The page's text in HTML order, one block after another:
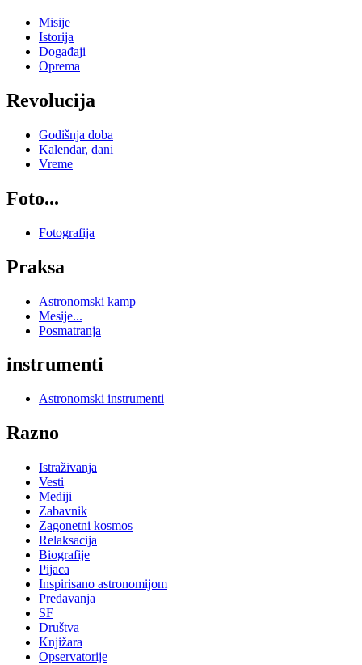
Misije
Istorija
Događaji
Oprema
Revolucija
Godišnja doba
Kalendar, dani
Vreme
Foto...
Fotografija
Praksa
Astronomski kamp
Mesije...
Posmatranja
instrumenti
Astronomski instrumenti
Razno
Istraživanja
Vesti
Mediji
Zabavnik
Zagonetni kosmos
Relaksacija
Biografije
Pijaca
Inspirisano astronomijom
Predavanja
SF
Društva
Knjižara
Opservatorije